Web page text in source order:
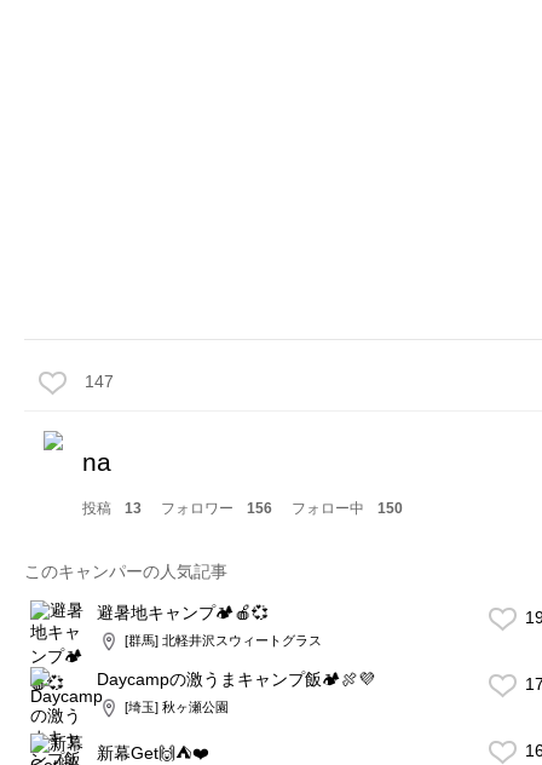
147
na
投稿 13 フォロワー 156 フォロー中 150
このキャンパーの人気記事
避暑地キャンプ🏕🍎💞
[群馬] 北軽井沢スウィートグラス
Daycampの激うまキャンプ飯🏕🍖💜
[埼玉] 秋ヶ瀬公園
新幕Get🙌⛺️❤️